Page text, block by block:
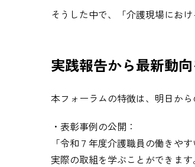
そうした中で、「介護現場にお
実践報告から最新動
本フォーラムの特徴は、明日か
・表彰事例の公開：
「令和７年度介護職員の働きや
実際の取組を学ぶことができます